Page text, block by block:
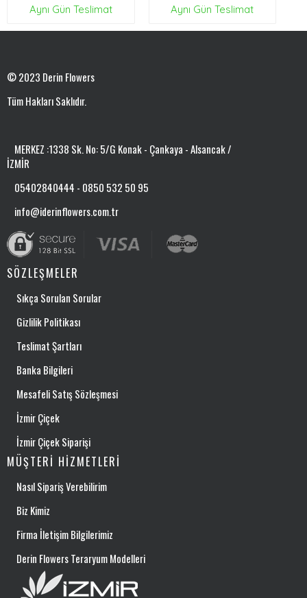
Aynı Gün Teslimat Aynı Gün Teslimat
© 2023 Derin Flowers
Tüm Hakları Saklıdır.
MERKEZ :1338 Sk. No: 5/G Konak - Çankaya - Alsancak /
İZMİR
05402840444 - 0850 532 50 95
info@iderinflowers.com.tr
SÖZLEŞMELER
Sıkça Sorulan Sorular
Gizlilik Politikası
Teslimat Şartları
Banka Bilgileri
Mesafeli Satış Sözleşmesi
İzmir Çiçek
İzmir Çiçek Siparişi
MÜŞTERI HIZMETLERI
Nasıl Sipariş Verebilirim
Biz Kimiz
Firma İletişim Bilgilerimiz
Derin Flowers Teraryum Modelleri